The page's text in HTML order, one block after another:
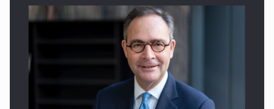
ROOTED IN ROMANIA, BUILT TO DELIVER TECHNOLOGY FOR